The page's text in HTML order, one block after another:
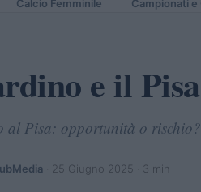
Calcio Femminile Campionati
e il
al Pisa: opportunità o
25 Giugno 2025 · 3 min